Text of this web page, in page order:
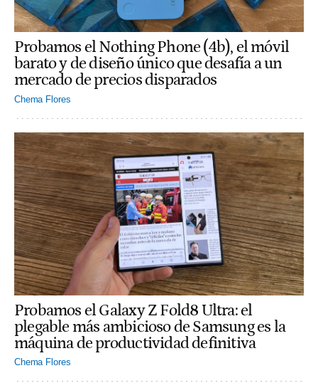
Probamos el Nothing Phone (4b), el móvil
barato y de diseño único que desafía a un
mercado de precios disparados
Chema Flores
Probamos el Galaxy Z Fold8 Ultra: el
plegable más ambicioso de Samsung es la
máquina de productividad definitiva
Chema Flores